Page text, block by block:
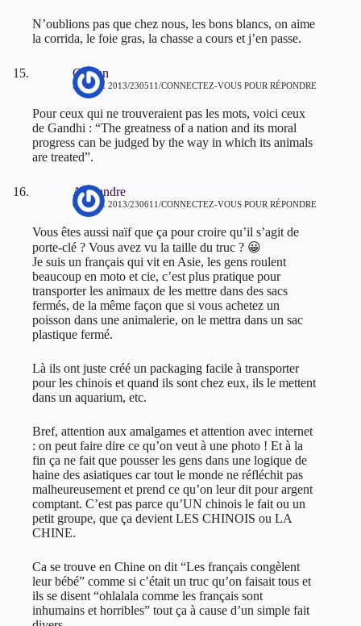
N’oublions pas que chez nous, les bons blancs, on aime
la corrida, le foie gras, la chasse a cours et j’en passe.
Gaétan
5 AVRIL 2013/230511 CONNECTEZ-VOUS POUR RÉPONDRE
Pour ceux qui ne trouveraient pas les mots, voici ceux
de Gandhi : “The greatness of a nation and its moral
progress can be judged by the way in which its animals
are treated”.
Alexandre
6 AVRIL 2013/230611 CONNECTEZ-VOUS POUR RÉPONDRE
Vous êtes aussi naïf que ça pour croire qu’il s’agit de
porte-clé ? Vous avez vu la taille du truc ? 😀
Je suis un français qui vit en Asie, les gens roulent
beaucoup en moto et cie, c’est plus pratique pour
transporter les animaux de les mettre dans des sacs
fermés, de la même façon que si vous achetez un
poisson dans une animalerie, on le mettra dans un sac
plastique fermé.
Là ils ont juste créé un packaging facile à transporter
pour les chinois et quand ils sont chez eux, ils le mettent
dans un aquarium, etc.
Bref, attention aux amalgames et attention avec internet
: on peut faire dire ce qu’on veut à une photo ! Et à la
fin ça ne fait que pousser les gens dans une logique de
haine des asiatiques car tout le monde ne réfléchit pas
malheureusement et prend ce qu’on leur dit pour argent
comptant. C’est pas parce qu’UN chinois le fait ou un
petit groupe, que ça devient LES CHINOIS ou LA
CHINE.
Ca se trouve en Chine on dit “Les français congèlent
leur bébé” comme si c’était un truc qu’on faisait tous et
ils se disent “ohlalala comme les français sont
inhumains et horribles” tout ça à cause d’un simple fait